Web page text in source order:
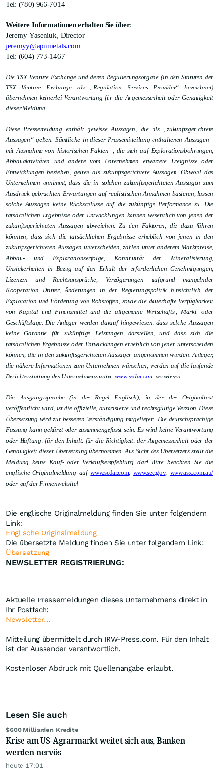
Tel: (780) 966-7014
Weitere Informationen erhalten Sie über:
Jeremy Yaseniuk, Director
jeremyy@apnmetals.com
Tel: (604) 773-1467
Die TSX Venture Exchange und deren Regulierungsorgane (in den Statuten der
TSX Venture Exchange als „Regulation Services Provider“ bezeichnet)
übernehmen keinerlei Verantwortung für die Angemessenheit oder Genauigkeit
dieser Meldung.
Diese Pressemeldung enthält gewisse Aussagen, die als „zukunftsgerichtete
Aussagen“ gelten. Sämtliche in dieser Pressemitteilung enthaltenen Aussagen -
mit Ausnahme von historischen Fakten -, die sich auf Explorationsbohrungen,
Abbauaktivitäten und andere vom Unternehmen erwartete Ereignisse oder
Entwicklungen beziehen, gelten als zukunftsgerichtete Aussagen. Obwohl das
Unternehmen annimmt, dass die in solchen zukunftsgerichteten Aussagen zum
Ausdruck gebrachten Erwartungen auf realistischen Annahmen basieren, lassen
solche Aussagen keine Rückschlüsse auf die zukünftige Performance zu. Die
tatsächlichen Ergebnisse oder Entwicklungen können wesentlich von jenen der
zukunftsgerichteten Aussagen abweichen. Zu den Faktoren, die dazu führen
könnten, dass sich die tatsächlichen Ergebnisse erheblich von jenen in den
zukunftsgerichteten Aussagen unterscheiden, zählen unter anderem Marktpreise,
Abbau- und Explorationserfolge, Kontinuität der Mineralisierung,
Unsicherheiten in Bezug auf den Erhalt der erforderlichen Genehmigungen,
Lizenzen und Rechtsansprüche, Verzögerungen aufgrund mangelnder
Kooperation Dritter, Änderungen in der Regierungspolitik hinsichtlich der
Exploration und Förderung von Rohstoffen, sowie die dauerhafte Verfügbarkeit
von Kapital und Finanzmittel und die allgemeine Wirtschafts-, Markt- oder
Geschäftslage. Die Anleger werden darauf hingewiesen, dass solche Aussagen
keine Garantie für zukünftige Leistungen darstellen, und dass sich die
tatsächlichen Ergebnisse oder Entwicklungen erheblich von jenen unterscheiden
können, die in den zukunftsgerichteten Aussagen angenommen wurden. Anleger,
die nähere Informationen zum Unternehmen wünschen, werden auf die laufende
Berichterstattung des Unternehmens unter www.sedar.com verwiesen.
Die Ausgangssprache (in der Regel Englisch), in der der Originaltext
veröffentlicht wird, ist die offizielle, autorisierte und rechtsgültige Version. Diese
Übersetzung wird zur besseren Verständigung mitgeliefert. Die deutschsprachige
Fassung kann gekürzt oder zusammengefasst sein. Es wird keine Verantwortung
oder Haftung: für den Inhalt, für die Richtigkeit, der Angemessenheit oder der
Genauigkeit dieser Übersetzung übernommen. Aus Sicht des Übersetzers stellt die
Meldung keine Kauf- oder Verkaufsempfehlung dar! Bitte beachten Sie die
englische Originalmeldung auf www.sedar.com, www.sec.gov, www.asx.com.au/
oder auf der Firmenwebsite!
Die englische Originalmeldung finden Sie unter folgendem
Link:
Englische Originalmeldung
Die übersetzte Meldung finden Sie unter folgendem Link:
Übersetzung
NEWSLETTER REGISTRIERUNG:
Aktuelle Pressemeldungen dieses Unternehmens direkt in
Ihr Postfach:
Newsletter...
Mitteilung übermittelt durch IRW-Press.com. Für den Inhalt
ist der Aussender verantwortlich.
Kostenloser Abdruck mit Quellenangabe erlaubt.
Lesen Sie auch
$600 Milliarden Kredite
Krise am US-Agrarmarkt weitet sich aus, Banken
werden nervös
heute 17:01